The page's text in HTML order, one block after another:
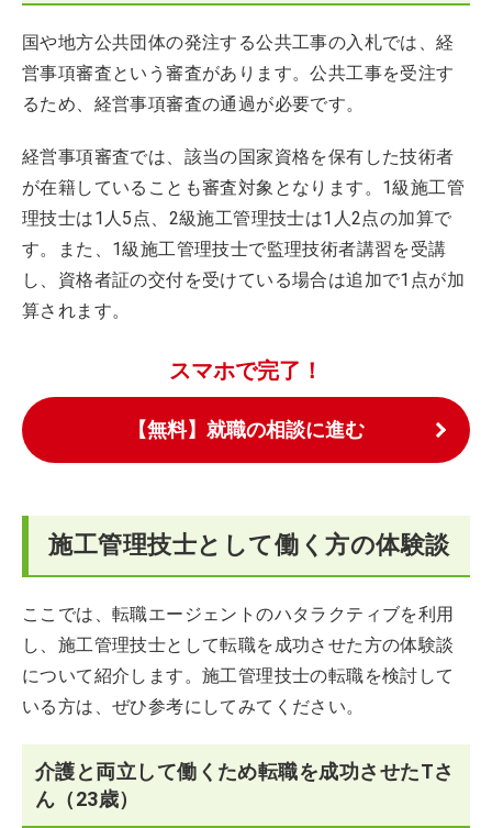
国や地方公共団体の発注する公共工事の入札では、経
営事項審査という審査があります。公共工事を受注す
るため、経営事項審査の通過が必要です。
経営事項審査では、該当の国家資格を保有した技術者
が在籍していることも審査対象となります。1級施工管
理技士は1人5点、2級施工管理技士は1人2点の加算で
す。また、1級施工管理技士で監理技術者講習を受講
し、資格者証の交付を受けている場合は追加で1点が加
算されます。
スマホで完了！
【無料】就職の相談に進む
施工管理技士として働く方の体験談
ここでは、転職エージェントのハタラクティブを利用
し、施工管理技士として転職を成功させた方の体験談
について紹介します。施工管理技士の転職を検討して
いる方は、ぜひ参考にしてみてください。
介護と両立して働くため転職を成功させたTさ
ん（23歳）